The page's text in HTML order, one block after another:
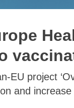
EU project
and